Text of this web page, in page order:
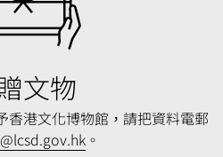
文物
香港文化博物館，請把資料電郵
。